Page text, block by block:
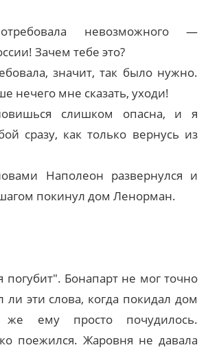
невозможного —
Зачем тебе это?
значит, так было нужно.
нечего мне сказать, уходи!
слишком опасна, и я
сразу, как только вернусь из
Наполеон развернулся и
покинул дом Ленорман.
погубит". Бонапарт не мог точно
ли эти слова, когда покидал дом
же ему просто почудилось.
поежился. Жаровня не давала